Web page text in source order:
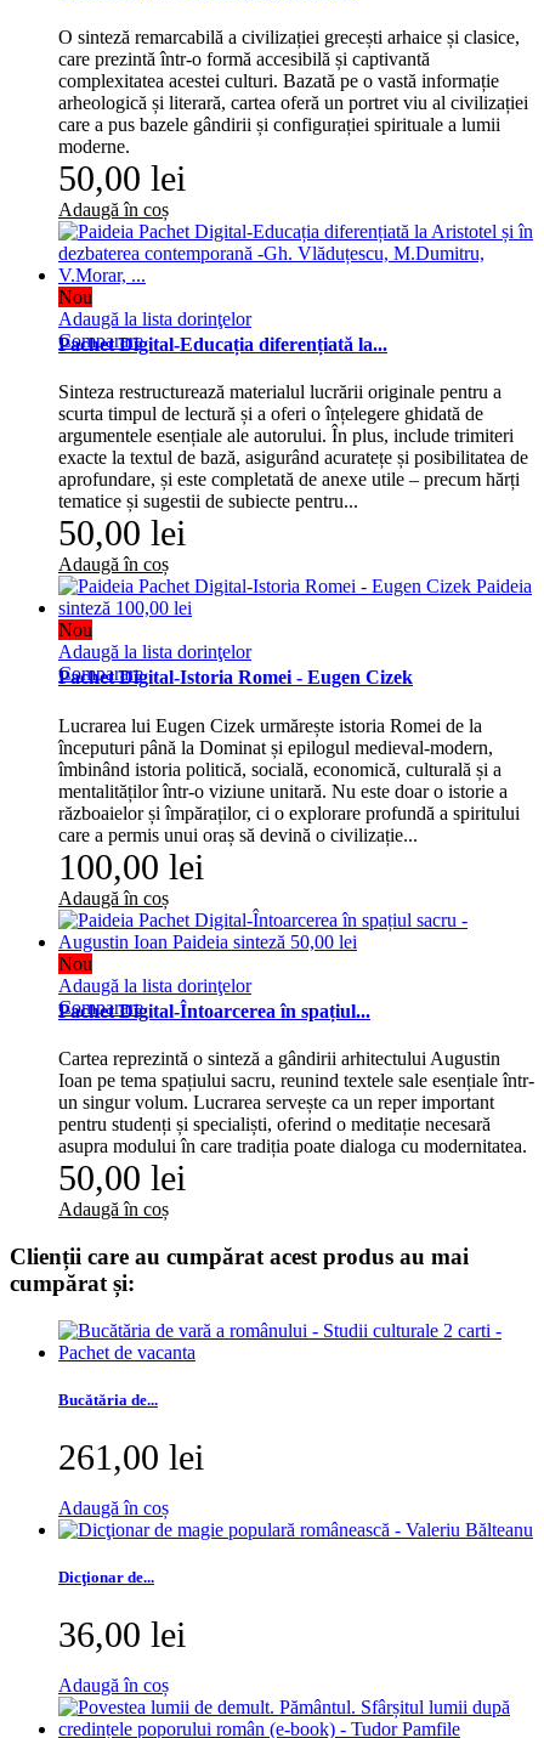
O sinteză remarcabilă a civilizației grecești arhaice și clasice,
care prezintă într-o formă accesibilă și captivantă
complexitatea acestei culturi. Bazată pe o vastă informație
arheologică și literară, cartea oferă un portret viu al civilizației
care a pus bazele gândirii și configurației spirituale a lumii
moderne.
50,00 lei
Adaugă în coș
Nou
Adaugă la lista dorinţelor
Comparare
Pachet Digital-Educația diferențiată la...
Sinteza restructurează materialul lucrării originale pentru a
scurta timpul de lectură și a oferi o înțelegere ghidată de
argumentele esențiale ale autorului. În plus, include trimiteri
exacte la textul de bază, asigurând acuratețe și posibilitatea de
aprofundare, și este completată de anexe utile – precum hărți
tematice și sugestii de subiecte pentru...
50,00 lei
Adaugă în coș
Nou
Adaugă la lista dorinţelor
Comparare
Pachet Digital-Istoria Romei - Eugen Cizek
Lucrarea lui Eugen Cizek urmărește istoria Romei de la
începuturi până la Dominat și epilogul medieval-modern,
îmbinând istoria politică, socială, economică, culturală și a
mentalităților într-o viziune unitară. Nu este doar o istorie a
războaielor și împăraților, ci o explorare profundă a spiritului
care a permis unui oraș să devină o civilizație...
100,00 lei
Adaugă în coș
Nou
Adaugă la lista dorinţelor
Comparare
Pachet Digital-Întoarcerea în spațiul...
Cartea reprezintă o sinteză a gândirii arhitectului Augustin
Ioan pe tema spațiului sacru, reunind textele sale esențiale într-
un singur volum. Lucrarea servește ca un reper important
pentru studenți și specialiști, oferind o meditație necesară
asupra modului în care tradiția poate dialoga cu modernitatea.
50,00 lei
Adaugă în coș
Clienții care au cumpărat acest produs au mai
cumpărat și:
Bucătăria de...
261,00 lei
Adaugă în coș
Dicţionar de...
36,00 lei
Adaugă în coș